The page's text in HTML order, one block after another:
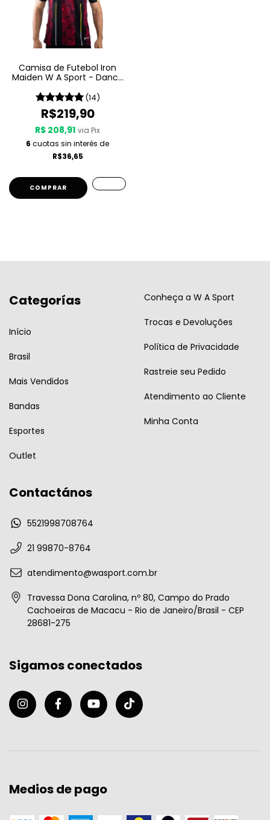
Camisa de Futebol Iron
Maiden W A Sport - Dance
(14)
R$219,90
R$ 208,91 via Pix
6 cuotas sin interés de
R$36,65
COMPRAR
Categorías
Início
Brasil
Mais Vendidos
Bandas
Esportes
Outlet
Conheça a W A Sport
Trocas e Devoluções
Política de Privacidade
Rastreie seu Pedido
Atendimento ao Cliente
Minha Conta
Contactános
5521998708764
21 99870-8764
atendimento@wasport.com.br
Travessa Dona Carolina, nº 80, Campo do Prado
Cachoeiras de Macacu - Rio de Janeiro/Brasil - CEP
28681-275
Sigamos conectados
Medios de pago